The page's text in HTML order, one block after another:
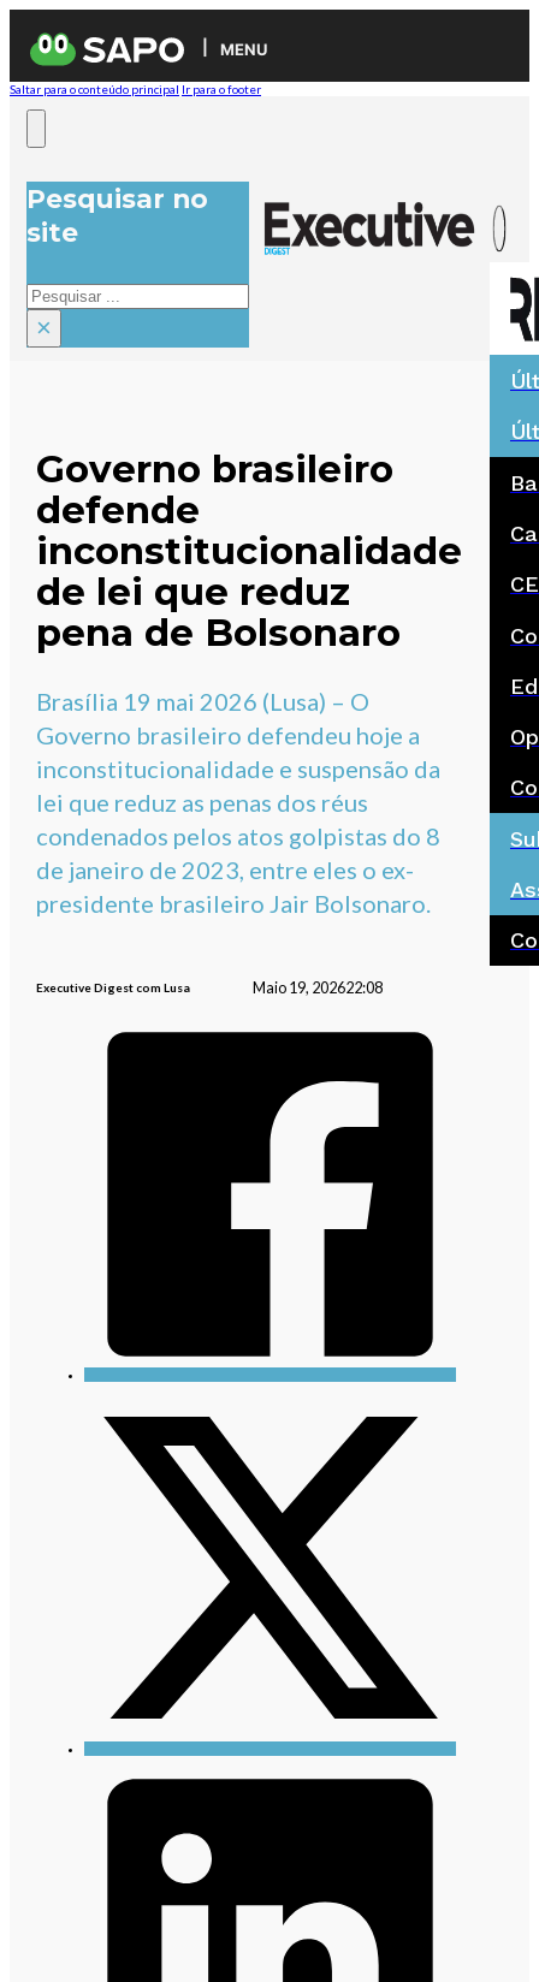
MENU
Saltar para o conteúdo principal Ir para o footer
Pesquisar no
site
Pesquisar
×
Governo brasileiro
defende
inconstitucionalidade
de lei que reduz
pena de Bolsonaro
Brasília 19 mai 2026 (Lusa) – O
Governo brasileiro defendeu hoje a
inconstitucionalidade e suspensão da
lei que reduz as penas dos réus
condenados pelos atos golpistas do 8
de janeiro de 2023, entre eles o ex-
presidente brasileiro Jair Bolsonaro.
Executive Digest com Lusa Maio 19, 202622:08